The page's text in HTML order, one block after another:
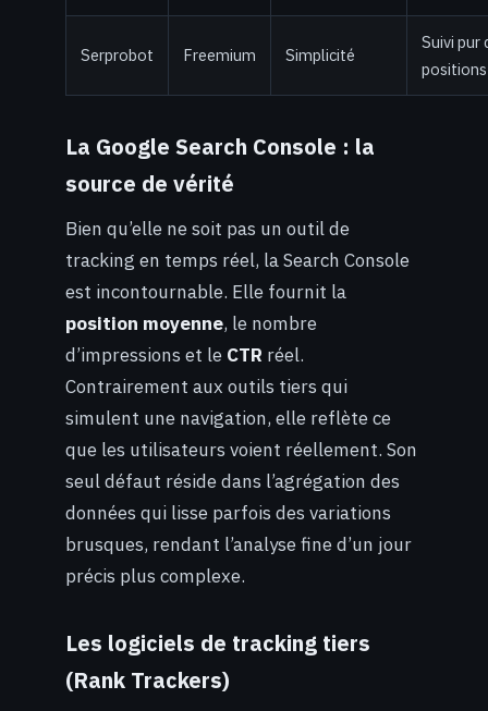
Serprobot Freemium Simplicité
Suivi pur
positions
La Google Search Console : la
source de vérité
Bien qu’elle ne soit pas un outil de
tracking en temps réel, la Search Console
est incontournable. Elle fournit la
position moyenne, le nombre
d’impressions et le CTR réel.
Contrairement aux outils tiers qui
simulent une navigation, elle reflète ce
que les utilisateurs voient réellement. Son
seul défaut réside dans l’agrégation des
données qui lisse parfois des variations
brusques, rendant l’analyse fine d’un jour
précis plus complexe.
Les logiciels de tracking tiers
(Rank Trackers)